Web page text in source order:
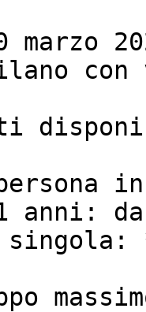
anni:
singola: